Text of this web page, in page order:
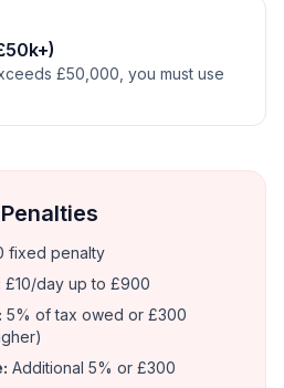
£50,000, you must use
fixed penalty
£10/day up to £900
5% of tax owed or £300
Additional 5% or £300